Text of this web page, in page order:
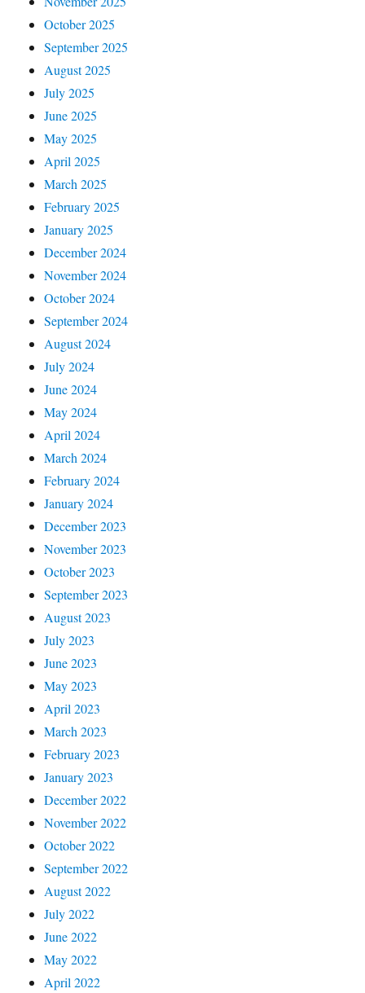
October 2025
September 2025
August 2025
July 2025
June 2025
May 2025
April 2025
March 2025
February 2025
January 2025
December 2024
November 2024
October 2024
September 2024
August 2024
July 2024
June 2024
May 2024
April 2024
March 2024
February 2024
January 2024
December 2023
November 2023
October 2023
September 2023
August 2023
July 2023
June 2023
May 2023
April 2023
March 2023
February 2023
January 2023
December 2022
November 2022
October 2022
September 2022
August 2022
July 2022
June 2022
May 2022
April 2022